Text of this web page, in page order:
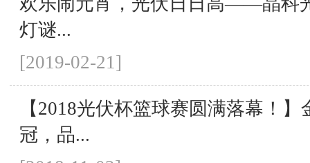
灯谜...
[2019-02-21]
【2018光伏杯篮球赛圆满落幕！
冠，品...